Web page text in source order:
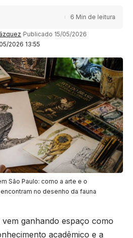
2026 13:55
Publicado 15/05/2026
6 Min de leitura
São Paulo: como a arte e o
no desenho da fauna
ganhando espaço como
acadêmico e a